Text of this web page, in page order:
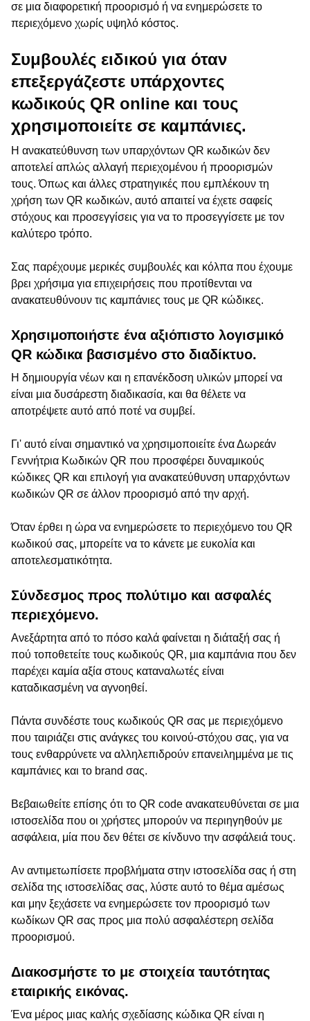
σε μια διαφορετική προορισμό ή να ενημερώσετε το
περιεχόμενο χωρίς υψηλό κόστος.
Συμβουλές ειδικού για όταν
επεξεργάζεστε υπάρχοντες
κωδικούς QR online και τους
χρησιμοποιείτε σε καμπάνιες.
Η ανακατεύθυνση των υπαρχόντων QR κωδικών δεν
αποτελεί απλώς αλλαγή περιεχομένου ή προορισμών
τους. Όπως και άλλες στρατηγικές που εμπλέκουν τη
χρήση των QR κωδικών, αυτό απαιτεί να έχετε σαφείς
στόχους και προσεγγίσεις για να το προσεγγίσετε με τον
καλύτερο τρόπο.
Σας παρέχουμε μερικές συμβουλές και κόλπα που έχουμε
βρει χρήσιμα για επιχειρήσεις που προτίθενται να
ανακατευθύνουν τις καμπάνιες τους με QR κώδικες.
Χρησιμοποιήστε ένα αξιόπιστο λογισμικό
QR κώδικα βασισμένο στο διαδίκτυο.
Η δημιουργία νέων και η επανέκδοση υλικών μπορεί να
είναι μια δυσάρεστη διαδικασία, και θα θέλετε να
αποτρέψετε αυτό από ποτέ να συμβεί.
Γι' αυτό είναι σημαντικό να χρησιμοποιείτε ένα Δωρεάν
Γεννήτρια Κωδικών QR που προσφέρει δυναμικούς
κώδικες QR και επιλογή για ανακατεύθυνση υπαρχόντων
κωδικών QR σε άλλον προορισμό από την αρχή.
Όταν έρθει η ώρα να ενημερώσετε το περιεχόμενο του QR
κωδικού σας, μπορείτε να το κάνετε με ευκολία και
αποτελεσματικότητα.
Σύνδεσμος προς πολύτιμο και ασφαλές
περιεχόμενο.
Ανεξάρτητα από το πόσο καλά φαίνεται η διάταξή σας ή
πού τοποθετείτε τους κωδικούς QR, μια καμπάνια που δεν
παρέχει καμία αξία στους καταναλωτές είναι
καταδικασμένη να αγνοηθεί.
Πάντα συνδέστε τους κωδικούς QR σας με περιεχόμενο
που ταιριάζει στις ανάγκες του κοινού-στόχου σας, για να
τους ενθαρρύνετε να αλληλεπιδρούν επανειλημμένα με τις
καμπάνιες και το brand σας.
Βεβαιωθείτε επίσης ότι το QR code ανακατευθύνεται σε μια
ιστοσελίδα που οι χρήστες μπορούν να περιηγηθούν με
ασφάλεια, μία που δεν θέτει σε κίνδυνο την ασφάλειά τους.
Αν αντιμετωπίσετε προβλήματα στην ιστοσελίδα σας ή στη
σελίδα της ιστοσελίδας σας, λύστε αυτό το θέμα αμέσως
και μην ξεχάσετε να ενημερώσετε τον προορισμό των
κωδίκων QR σας προς μια πολύ ασφαλέστερη σελίδα
προορισμού.
Διακοσμήστε το με στοιχεία ταυτότητας
εταιρικής εικόνας.
Ένα μέρος μιας καλής σχεδίασης κώδικα QR είναι η